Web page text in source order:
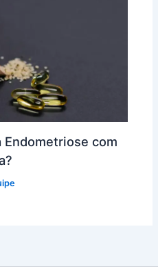
Endometriose com